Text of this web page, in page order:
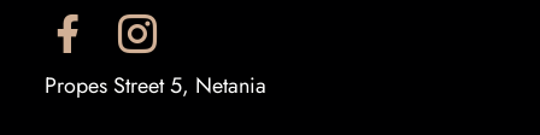
Propes Street 5, Netania